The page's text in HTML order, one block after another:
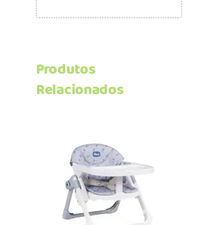
Produtos
Relacionados
Adicionar